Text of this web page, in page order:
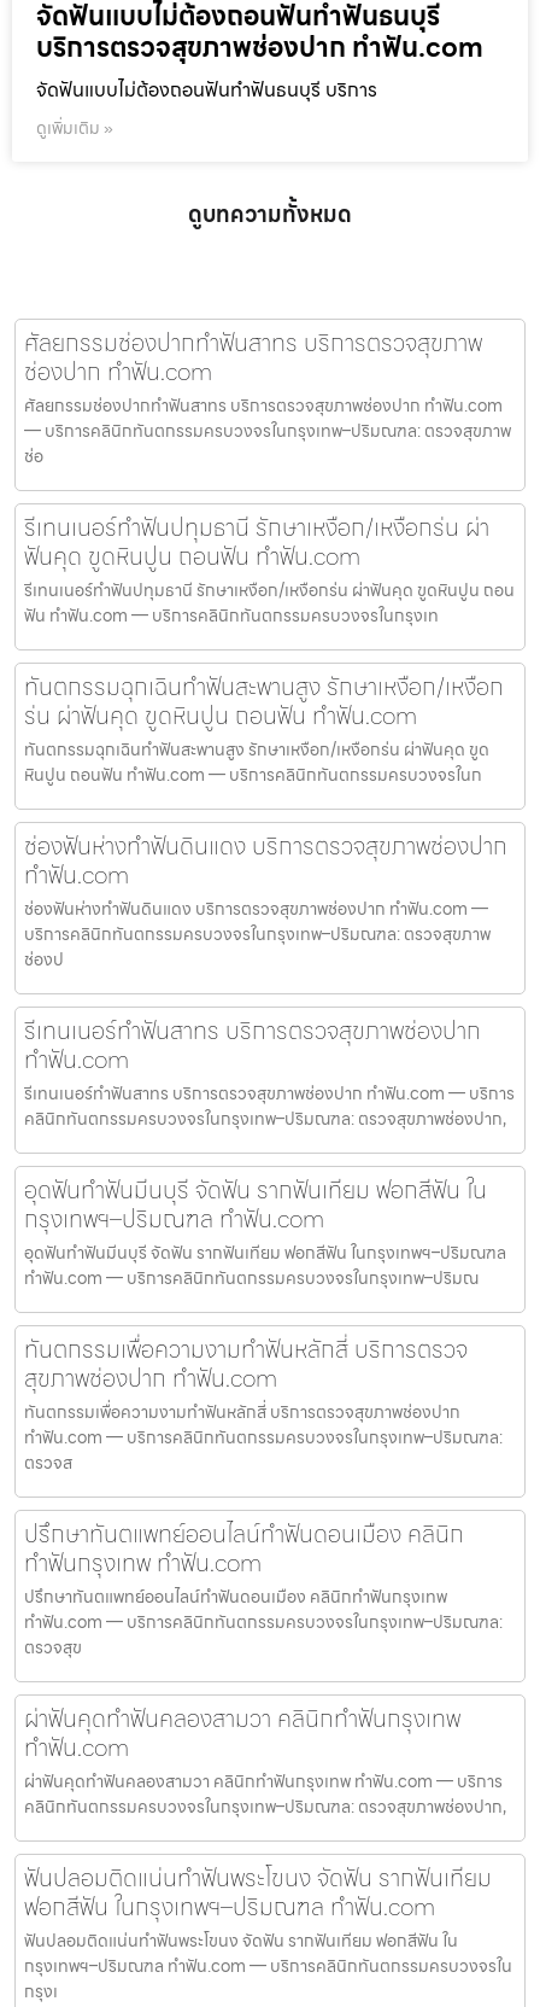
จัดฟันแบบไม่ต้องถอนฟันทำฟันธนบุรี
บริการตรวจสุขภาพช่องปาก ทำฟัน.com
จัดฟันแบบไม่ต้องถอนฟันทำฟันธนบุรี บริการ
ดูเพิ่มเติม »
ดูบทความทั้งหมด
ศัลยกรรมช่องปากทำฟันสาทร บริการตรวจสุขภาพ
ช่องปาก ทำฟัน.com
ศัลยกรรมช่องปากทำฟันสาทร บริการตรวจสุขภาพช่องปาก ทำฟัน.com
— บริการคลินิกทันตกรรมครบวงจรในกรุงเทพ–ปริมณฑล: ตรวจสุขภาพ
ช่อ
รีเทนเนอร์ทำฟันปทุมธานี รักษาเหงือก/เหงือกร่น ผ่า
ฟันคุด ขูดหินปูน ถอนฟัน ทำฟัน.com
รีเทนเนอร์ทำฟันปทุมธานี รักษาเหงือก/เหงือกร่น ผ่าฟันคุด ขูดหินปูน ถอน
ฟัน ทำฟัน.com — บริการคลินิกทันตกรรมครบวงจรในกรุงเท
ทันตกรรมฉุกเฉินทำฟันสะพานสูง รักษาเหงือก/เหงือก
ร่น ผ่าฟันคุด ขูดหินปูน ถอนฟัน ทำฟัน.com
ทันตกรรมฉุกเฉินทำฟันสะพานสูง รักษาเหงือก/เหงือกร่น ผ่าฟันคุด ขูด
หินปูน ถอนฟัน ทำฟัน.com — บริการคลินิกทันตกรรมครบวงจรในก
ช่องฟันห่างทำฟันดินแดง บริการตรวจสุขภาพช่องปาก
ทำฟัน.com
ช่องฟันห่างทำฟันดินแดง บริการตรวจสุขภาพช่องปาก ทำฟัน.com —
บริการคลินิกทันตกรรมครบวงจรในกรุงเทพ–ปริมณฑล: ตรวจสุขภาพ
ช่องป
รีเทนเนอร์ทำฟันสาทร บริการตรวจสุขภาพช่องปาก
ทำฟัน.com
รีเทนเนอร์ทำฟันสาทร บริการตรวจสุขภาพช่องปาก ทำฟัน.com — บริการ
คลินิกทันตกรรมครบวงจรในกรุงเทพ–ปริมณฑล: ตรวจสุขภาพช่องปาก,
อุดฟันทำฟันมีนบุรี จัดฟัน รากฟันเทียม ฟอกสีฟัน ใน
กรุงเทพฯ–ปริมณฑล ทำฟัน.com
อุดฟันทำฟันมีนบุรี จัดฟัน รากฟันเทียม ฟอกสีฟัน ในกรุงเทพฯ–ปริมณฑล
ทำฟัน.com — บริการคลินิกทันตกรรมครบวงจรในกรุงเทพ–ปริมณ
ทันตกรรมเพื่อความงามทำฟันหลักสี่ บริการตรวจ
สุขภาพช่องปาก ทำฟัน.com
ทันตกรรมเพื่อความงามทำฟันหลักสี่ บริการตรวจสุขภาพช่องปาก
ทำฟัน.com — บริการคลินิกทันตกรรมครบวงจรในกรุงเทพ–ปริมณฑล:
ตรวจส
ปรึกษาทันตแพทย์ออนไลน์ทำฟันดอนเมือง คลินิก
ทำฟันกรุงเทพ ทำฟัน.com
ปรึกษาทันตแพทย์ออนไลน์ทำฟันดอนเมือง คลินิกทำฟันกรุงเทพ
ทำฟัน.com — บริการคลินิกทันตกรรมครบวงจรในกรุงเทพ–ปริมณฑล:
ตรวจสุข
ผ่าฟันคุดทำฟันคลองสามวา คลินิกทำฟันกรุงเทพ
ทำฟัน.com
ผ่าฟันคุดทำฟันคลองสามวา คลินิกทำฟันกรุงเทพ ทำฟัน.com — บริการ
คลินิกทันตกรรมครบวงจรในกรุงเทพ–ปริมณฑล: ตรวจสุขภาพช่องปาก,
ฟันปลอมติดแน่นทำฟันพระโขนง จัดฟัน รากฟันเทียม
ฟอกสีฟัน ในกรุงเทพฯ–ปริมณฑล ทำฟัน.com
ฟันปลอมติดแน่นทำฟันพระโขนง จัดฟัน รากฟันเทียม ฟอกสีฟัน ใน
กรุงเทพฯ–ปริมณฑล ทำฟัน.com — บริการคลินิกทันตกรรมครบวงจรใน
กรุงเ